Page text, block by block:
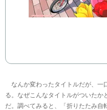
なんか変わったタイトルだが、一
る。なぜこんなタイトルがついたか
だ。調べてみると、「折りたたみ自